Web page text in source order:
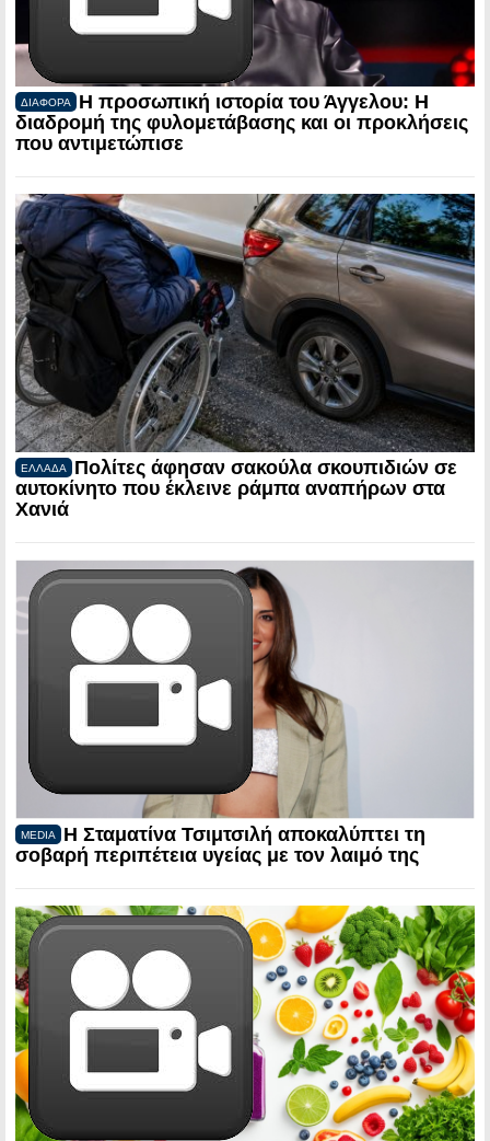
ΔΙΑΦΟΡΑ
Η προσωπική ιστορία του Άγγελου: Η
διαδρομή της φυλομετάβασης και οι προκλήσεις
που αντιμετώπισε
ΕΛΛΑΔΑ
Πολίτες άφησαν σακούλα σκουπιδιών σε
αυτοκίνητο που έκλεινε ράμπα αναπήρων στα
Χανιά
MEDIA
Η Σταματίνα Τσιμτσιλή αποκαλύπτει τη
σοβαρή περιπέτεια υγείας με τον λαιμό της